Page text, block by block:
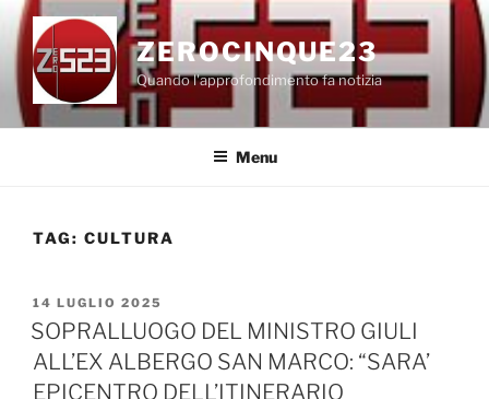
Salta
contenuto
ZEROCINQUE23
Quando l'approfondimento fa notizia
Menu
TAG: CULTURA
PUBBLICATO
IL
14 LUGLIO 2025
SOPRALLUOGO DEL MINISTRO GIULI
ALL’EX ALBERGO SAN MARCO: “SARA’
EPICENTRO DELL’ITINERARIO